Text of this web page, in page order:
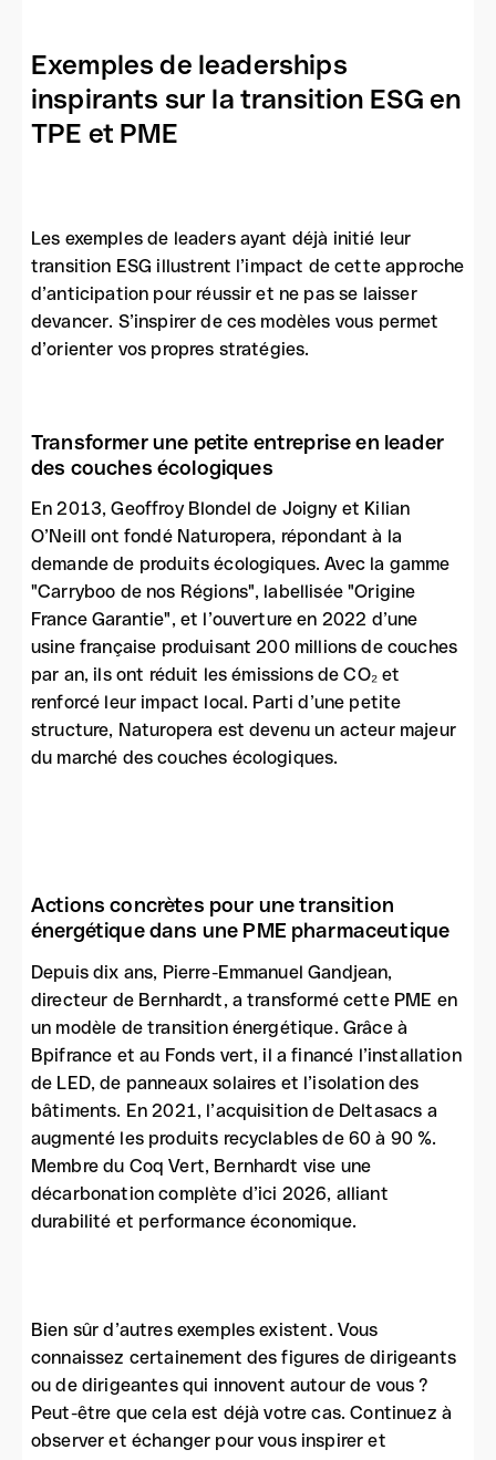
Exemples de leaderships
inspirants sur la transition ESG en
TPE et PME
Les exemples de leaders ayant déjà initié leur
transition ESG illustrent l’impact de cette approche
d’anticipation pour réussir et ne pas se laisser
devancer. S’inspirer de ces modèles vous permet
d’orienter vos propres stratégies.
Transformer une petite entreprise en leader
des couches écologiques
En 2013, Geoffroy Blondel de Joigny et Kilian
O’Neill ont fondé Naturopera, répondant à la
demande de produits écologiques. Avec la gamme
"Carryboo de nos Régions", labellisée "Origine
France Garantie", et l’ouverture en 2022 d’une
usine française produisant 200 millions de couches
par an, ils ont réduit les émissions de CO₂ et
renforcé leur impact local. Parti d’une petite
structure, Naturopera est devenu un acteur majeur
du marché des couches écologiques.
Actions concrètes pour une transition
énergétique dans une PME pharmaceutique
Depuis dix ans, Pierre-Emmanuel Gandjean,
directeur de Bernhardt, a transformé cette PME en
un modèle de transition énergétique. Grâce à
Bpifrance et au Fonds vert, il a financé l’installation
de LED, de panneaux solaires et l’isolation des
bâtiments. En 2021, l’acquisition de Deltasacs a
augmenté les produits recyclables de 60 à 90 %.
Membre du Coq Vert, Bernhardt vise une
décarbonation complète d’ici 2026, alliant
durabilité et performance économique.
Bien sûr d’autres exemples existent. Vous
connaissez certainement des figures de dirigeants
ou de dirigeantes qui innovent autour de vous ?
Peut-être que cela est déjà votre cas. Continuez à
observer et échanger pour vous inspirer et